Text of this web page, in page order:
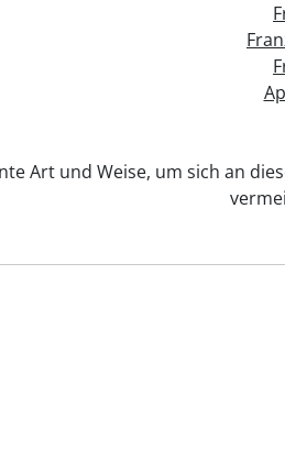
Art und Weise, um sich an